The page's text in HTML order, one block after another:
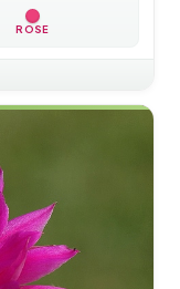
ROSE